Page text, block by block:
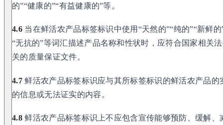
的”“健康的”“有益健康的”等。
4.6当在鲜活农产品标签标识中使用“天然的”“纯的”“新鲜的
“无抗的”等词汇描述产品名称和性状时，应符合国家相关
关的质量保证文件。
4.7鲜活农产品标签标识应与其所标签标识的鲜活农产品的
的信息或无法证实的内容。
4.8鲜活农产品标签标识上不应包含宣传能够预防、缓解、